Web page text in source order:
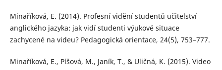
Minaříková, E. (2014). Profesní vidění studentů učitelství
anglického jazyka: jak vidí studenti výukové situace
zachycené na videu? Pedagogická orientace, 24(5), 753–777.
Minaříková, E., Píšová, M., Janík, T., & Uličná, K. (2015). Video